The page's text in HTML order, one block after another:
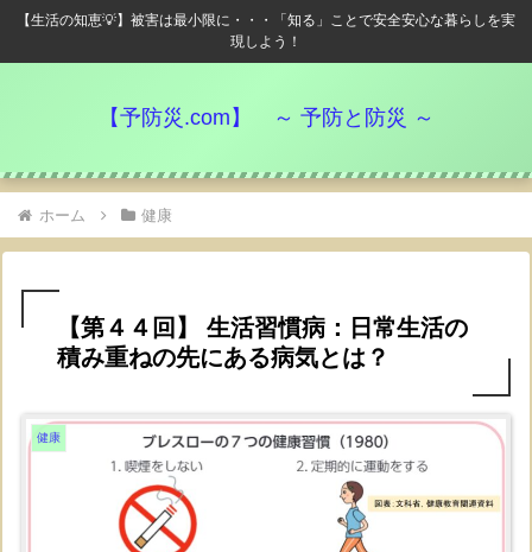
【生活の知恵💡】被害は最小限に・・・「知る」ことで安全安心な暮らしを実
現しよう！
【予防災.com】 ～ 予防と防災 ～
ホーム 健康
【第４４回】 生活習慣病：日常生活の
積み重ねの先にある病気とは？
健康